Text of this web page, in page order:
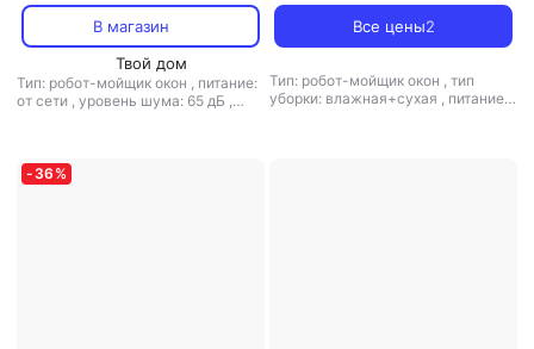
В магазин
Твой дом
Тип: робот-мойщик окон , питание:
от сети , уровень шума: 65 дБ ,
Все цены2
Тип: робот-мойщик окон , тип
уборки: влажная+сухая , питание:
- 36 %